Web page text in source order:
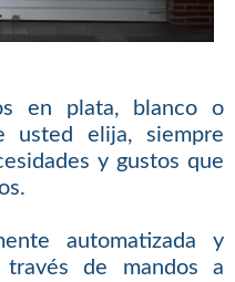
en plata, blanco o
usted elija, siempre
y gustos que
automatizada y
de mandos a